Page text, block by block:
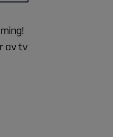
av tv